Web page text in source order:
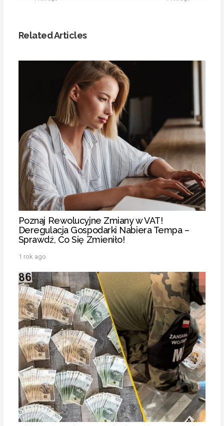
Related Articles
Poznaj Rewolucyjne Zmiany w VAT!
Deregulacja Gospodarki Nabiera Tempa –
Sprawdź, Co Się Zmieniło!
1 rok ago